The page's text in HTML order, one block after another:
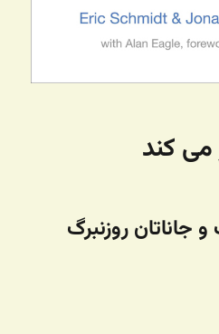
می کند
جاناتان روزنبرگ